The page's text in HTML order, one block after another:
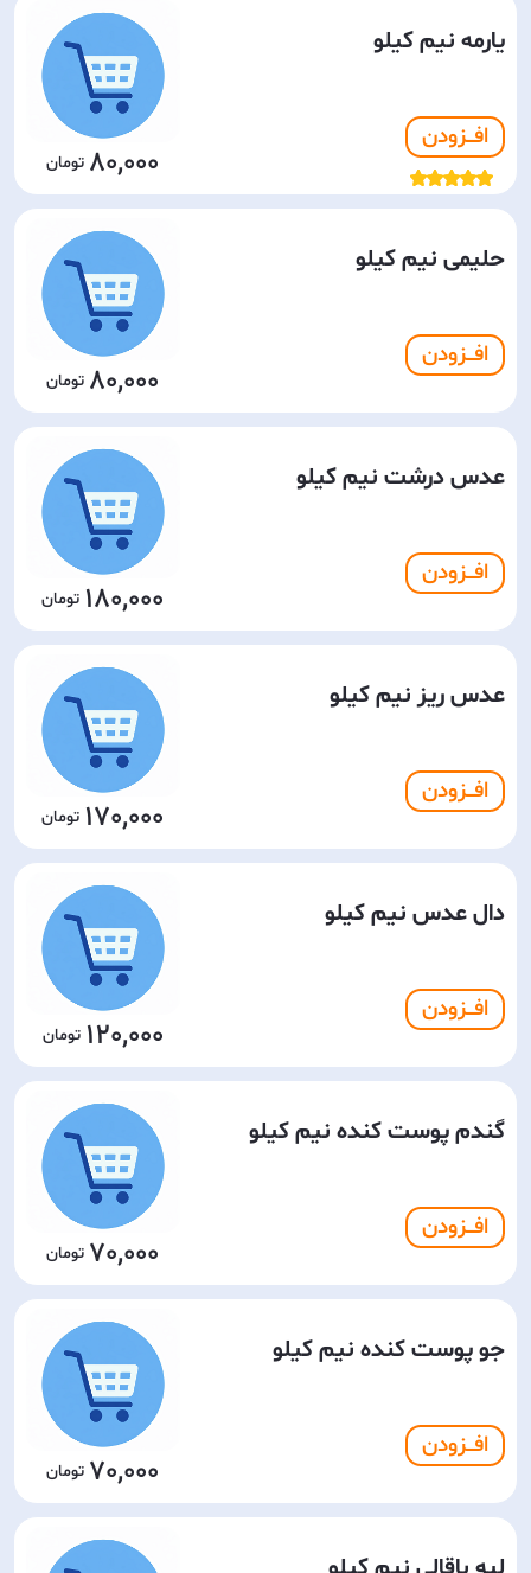
یارمه نیم کیلو
افـــزودن
80,000
حلیمی نیم کیلو
افـــزودن
80,000
عدس درشت نیم کیلو
افـــزودن
180,000
عدس ریز نیم کیلو
افـــزودن
170,000
دال عدس نیم کیلو
افـــزودن
120,000
گندم پوست کنده نیم کیلو
افـــزودن
70,000
جو پوست کنده نیم کیلو
افـــزودن
70,000